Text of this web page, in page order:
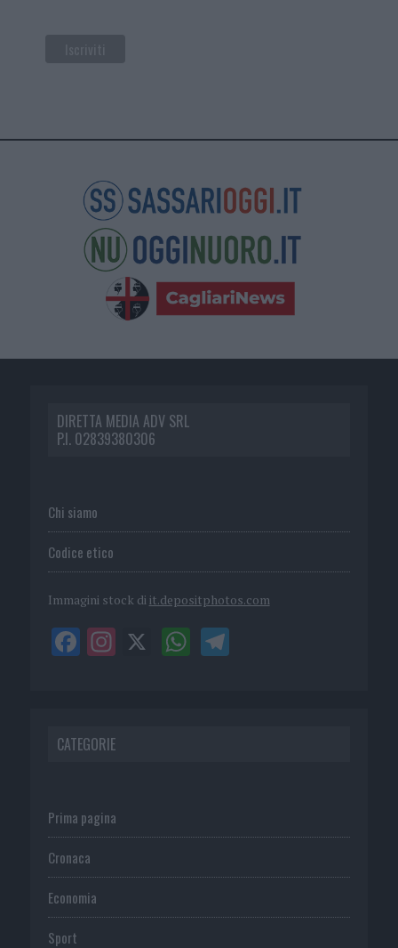
DIRETTA MEDIA ADV SRL
P.I. 02839380306
Chi siamo
Codice etico
Immagini stock di it.depositphotos.com
CATEGORIE
Prima pagina
Cronaca
Economia
Sport